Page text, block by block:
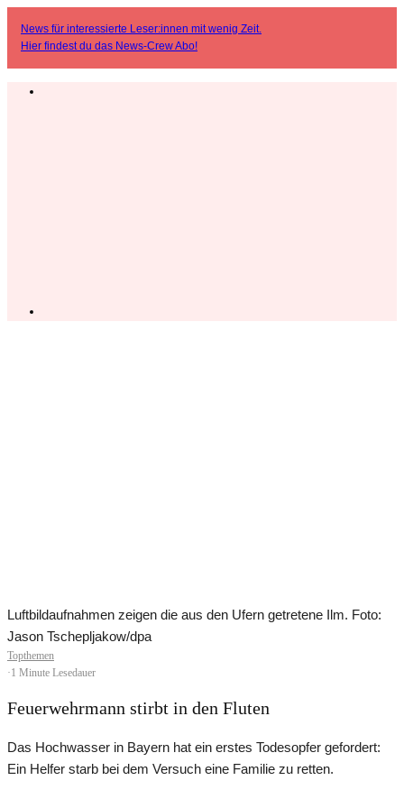
News für interessierte Leser:innen mit wenig Zeit.
Hier findest du das News-Crew Abo!
Luftbildaufnahmen zeigen die aus den Ufern getretene Ilm. Foto:
Jason Tschepljakow/dpa
Topthemen
·1 Minute Lesedauer
Feuerwehrmann stirbt in den Fluten
Das Hochwasser in Bayern hat ein erstes Todesopfer gefordert:
Ein Helfer starb bei dem Versuch eine Familie zu retten.